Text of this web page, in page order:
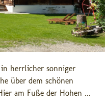
herrlicher sonniger
über dem schönen
am Fuße der Hohen ...